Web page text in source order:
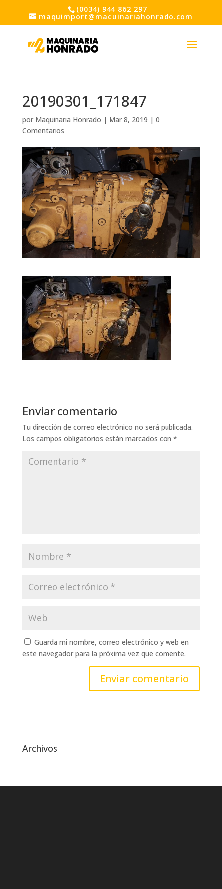
(0034) 944 862 297
maquimport@maquinariahonrado.com
20190301_171847
por Maquinaria Honrado | Mar 8, 2019 | 0
Comentarios
Enviar comentario
Tu dirección de correo electrónico no será publicada.
Los campos obligatorios están marcados con *
Guarda mi nombre, correo electrónico y web en
este navegador para la próxima vez que comente.
Archivos